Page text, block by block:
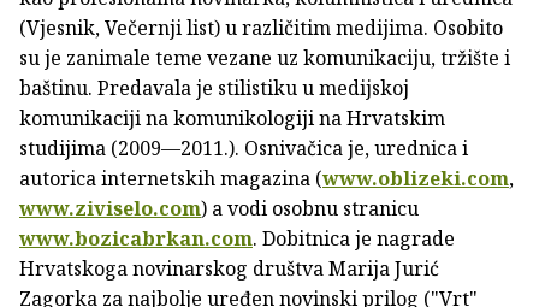
(Vjesnik, Večernji list) u različitim medijima. Osobito
su je zanimale teme vezane uz komunikaciju, tržište i
baštinu. Predavala je stilistiku u medijskoj
komunikaciji na komunikologiji na Hrvatskim
studijima (2009—2011.). Osnivačica je, urednica i
autorica internetskih magazina (www.oblizeki.com,
www.ziviselo.com) a vodi osobnu stranicu
www.bozicabrkan.com. Dobitnica je nagrade
Hrvatskoga novinarskog društva Marija Jurić
Zagorka za najbolje uređen novinski prilog ("Vrt"